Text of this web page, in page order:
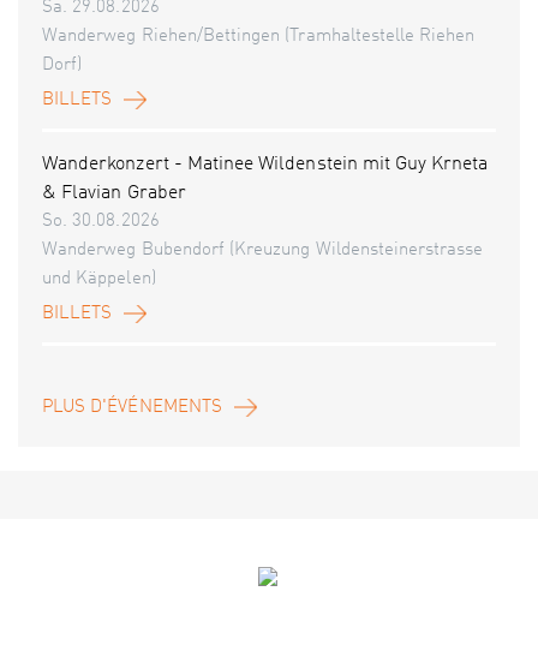
Sa. 29.08.2026
Wanderweg Riehen/Bettingen (Tramhaltestelle Riehen
Dorf)
BILLETS
Wanderkonzert - Matinee Wildenstein mit Guy Krneta
& Flavian Graber
So. 30.08.2026
Wanderweg Bubendorf (Kreuzung Wildensteinerstrasse
und Käppelen)
BILLETS
PLUS D'ÉVÉNEMENTS